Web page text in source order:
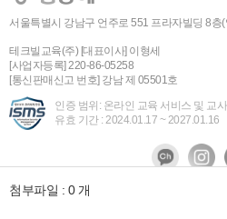
첨부파일 : 0 개
서울특별시 강남구 언주로 551 프라자빌딩 8층
테크빌교육(주) [대표이사] 이형세
[사업자등록] 220-86-05258
[통신판매신고 번호] 강남 제 05501호
인증 범위: 온라인 교육 서비스 및 교
유효 기간 : 2024.01.17 ~ 2027.01.16
Copyrightⓒ 2008